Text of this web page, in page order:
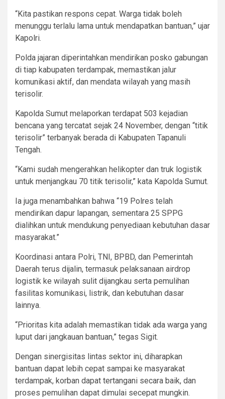
“Kita pastikan respons cepat. Warga tidak boleh
menunggu terlalu lama untuk mendapatkan bantuan,” ujar
Kapolri.
Polda jajaran diperintahkan mendirikan posko gabungan
di tiap kabupaten terdampak, memastikan jalur
komunikasi aktif, dan mendata wilayah yang masih
terisolir.
Kapolda Sumut melaporkan terdapat 503 kejadian
bencana yang tercatat sejak 24 November, dengan “titik
terisolir” terbanyak berada di Kabupaten Tapanuli
Tengah.
“Kami sudah mengerahkan helikopter dan truk logistik
untuk menjangkau 70 titik terisolir,” kata Kapolda Sumut.
Ia juga menambahkan bahwa “19 Polres telah
mendirikan dapur lapangan, sementara 25 SPPG
dialihkan untuk mendukung penyediaan kebutuhan dasar
masyarakat.”
Koordinasi antara Polri, TNI, BPBD, dan Pemerintah
Daerah terus dijalin, termasuk pelaksanaan airdrop
logistik ke wilayah sulit dijangkau serta pemulihan
fasilitas komunikasi, listrik, dan kebutuhan dasar
lainnya.
“Prioritas kita adalah memastikan tidak ada warga yang
luput dari jangkauan bantuan,” tegas Sigit.
Dengan sinergisitas lintas sektor ini, diharapkan
bantuan dapat lebih cepat sampai ke masyarakat
terdampak, korban dapat tertangani secara baik, dan
proses pemulihan dapat dimulai secepat mungkin.